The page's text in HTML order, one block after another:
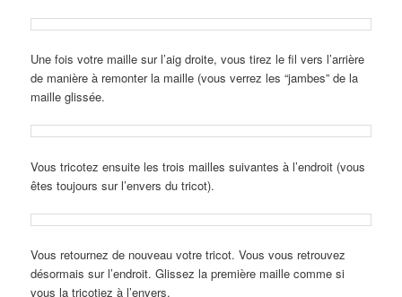
Une fois votre maille sur l’aig droite, vous tirez le fil vers l’arrière
de manière à remonter la maille (vous verrez les “jambes” de la
maille glissée.
Vous tricotez ensuite les trois mailles suivantes à l’endroit (vous
êtes toujours sur l’envers du tricot).
Vous retournez de nouveau votre tricot. Vous vous retrouvez
désormais sur l’endroit. Glissez la première maille comme si
vous la tricotiez à l’envers.